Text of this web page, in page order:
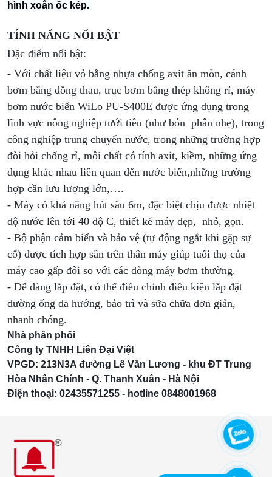
hình xoắn ốc kép.
TÍNH NĂNG NỔI BẬT
Đặc điểm nổi bật:
- Với chất liệu vỏ bằng nhựa chống axit ăn mòn, cánh
bơm bằng đồng thau, trục bơm bằng thép không rỉ, máy
bơm nước biển WiLo PU-S400E được ứng dụng trong
lĩnh vực nông nghiệp tưới tiêu (như bón phân nhẹ), trong
công nghiệp trung chuyển nước, trong những trường hợp
đòi hỏi chống rỉ, môi chất có tính axit, kiềm, những ứng
dụng khác nhau liên quan đến nước biển,những trường
hợp cần lưu lượng lớn,….
- Máy có khả năng hút sâu 6m, đặc biệt chịu được nhiệt
độ nước lên tới 40 độ C, thiết kế máy đẹp, nhỏ, gọn.
- Bộ phận cảm biến và bảo vệ (tự động ngắt khi gặp sự
cố) được tích hợp sẵn trên thân máy giúp tuổi thọ của
máy cao gấp đôi so với các dòng máy bơm thường.
- Dễ dàng lắp đặt, có thể điều chỉnh điều kiện lắp đặt
đường ống đa hướng, bảo trì và sữa chữa đơn giản,
nhanh chóng.
Nhà phân phối
Công ty TNHH Liên Đại Việt
VPGD: 213N3A đường Lê Văn Lương - khu ĐT Trung
Hòa Nhân Chính - Q. Thanh Xuân - Hà Nội
Điện thoại: 02435571255 - hotline 0848001968